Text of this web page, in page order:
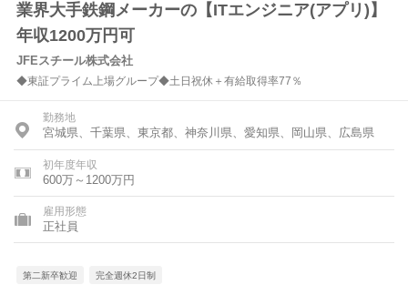
業界大手鉄鋼メーカーの【ITエンジニア(アプリ)】
年収1200万円可
JFEスチール株式会社
◆東証プライム上場グループ◆土日祝休＋有給取得率77％
勤務地
宮城県、千葉県、東京都、神奈川県、愛知県、岡山県、広島県
初年度年収
600万～1200万円
雇用形態
正社員
第二新卒歓迎 完全週休2日制